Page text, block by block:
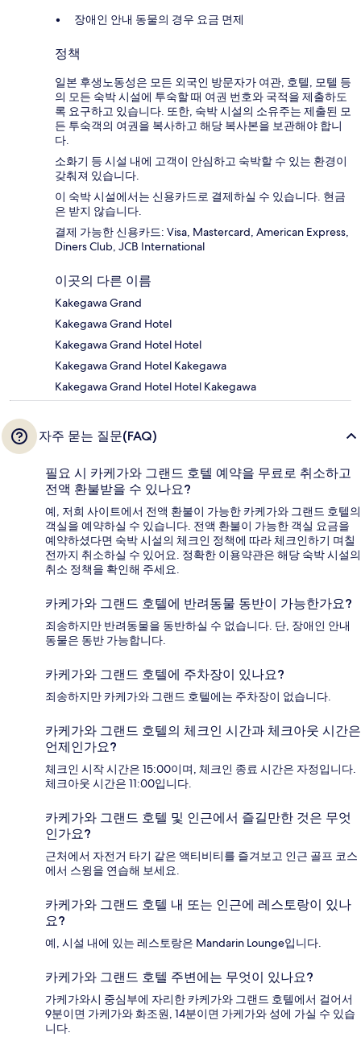
장애인 안내 동물의 경우 요금 면제
정책
일본 후생노동성은 모든 외국인 방문자가 여관, 호텔, 모텔 등
의 모든 숙박 시설에 투숙할 때 여권 번호와 국적을 제출하도
록 요구하고 있습니다. 또한, 숙박 시설의 소유주는 제출된 모
든 투숙객의 여권을 복사하고 해당 복사본을 보관해야 합니
다.
소화기 등 시설 내에 고객이 안심하고 숙박할 수 있는 환경이
갖춰져 있습니다.
이 숙박 시설에서는 신용카드로 결제하실 수 있습니다. 현금
은 받지 않습니다.
결제 가능한 신용카드: Visa, Mastercard, American Express,
Diners Club, JCB International
이곳의 다른 이름
Kakegawa Grand
Kakegawa Grand Hotel
Kakegawa Grand Hotel Hotel
Kakegawa Grand Hotel Kakegawa
Kakegawa Grand Hotel Hotel Kakegawa
자주 묻는 질문(FAQ)
필요 시 카케가와 그랜드 호텔 예약을 무료로 취소하고
전액 환불받을 수 있나요?
예, 저희 사이트에서 전액 환불이 가능한 카케가와 그랜드 호텔의
객실을 예약하실 수 있습니다. 전액 환불이 가능한 객실 요금을
예약하셨다면 숙박 시설의 체크인 정책에 따라 체크인하기 며칠
전까지 취소하실 수 있어요. 정확한 이용약관은 해당 숙박 시설의
취소 정책을 확인해 주세요.
카케가와 그랜드 호텔에 반려동물 동반이 가능한가요?
죄송하지만 반려동물을 동반하실 수 없습니다. 단, 장애인 안내
동물은 동반 가능합니다.
카케가와 그랜드 호텔에 주차장이 있나요?
죄송하지만 카케가와 그랜드 호텔에는 주차장이 없습니다.
카케가와 그랜드 호텔의 체크인 시간과 체크아웃 시간은
언제인가요?
체크인 시작 시간은 15:00이며, 체크인 종료 시간은 자정입니다.
체크아웃 시간은 11:00입니다.
카케가와 그랜드 호텔 및 인근에서 즐길만한 것은 무엇
인가요?
근처에서 자전거 타기 같은 액티비티를 즐겨보고 인근 골프 코스
에서 스윙을 연습해 보세요.
카케가와 그랜드 호텔 내 또는 인근에 레스토랑이 있나
요?
예, 시설 내에 있는 레스토랑은 Mandarin Lounge입니다.
카케가와 그랜드 호텔 주변에는 무엇이 있나요?
가케가와시 중심부에 자리한 카케가와 그랜드 호텔에서 걸어서
9분이면 가케가와 화조원, 14분이면 가케가와 성에 가실 수 있습
니다.